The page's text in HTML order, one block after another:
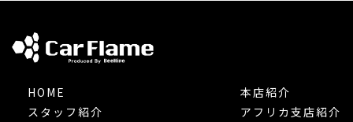
HOME
スタッフ紹介
本店紹介
アフリカ支店紹介